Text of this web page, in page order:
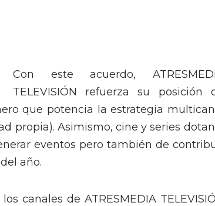
Con este acuerdo,
TELEVISIÓN refuerza su posición
que potencia la estrategia
propia). Asimismo, cine y series
eventos pero también de
año.
canales de ATRESMEDIA